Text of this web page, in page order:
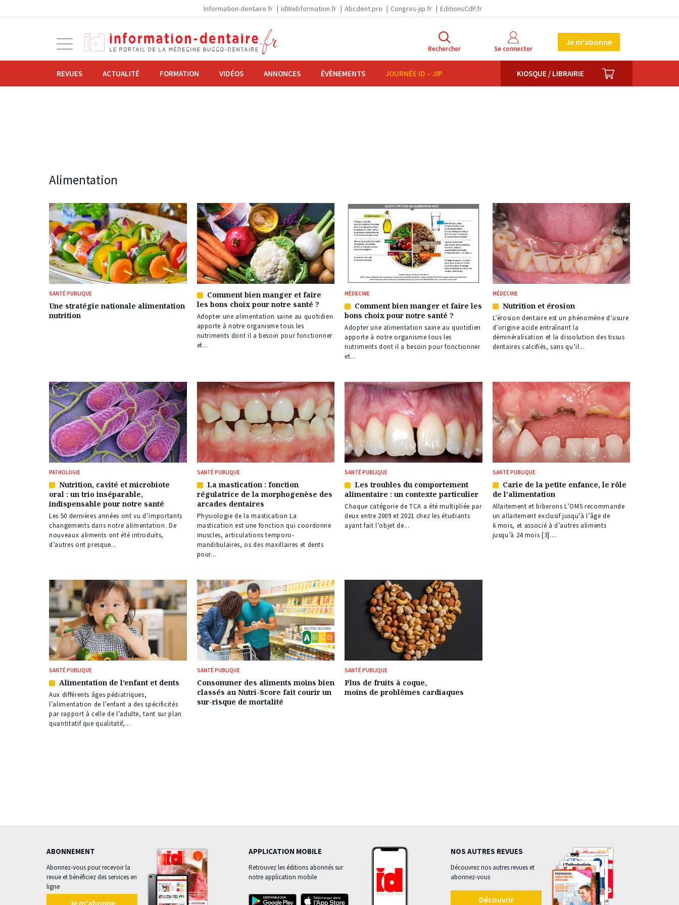
Information-dentaire.fr IdWebformation.fr Abcdent.pro Congres-jip.fr EditionsCdP.fr
navigation
Rechercher Se connecter
Je m'abonne
REVUES ACTUALITÉ FORMATION VIDÉOS ANNONCES ÉVÈNEMENTS JOURNÉE ID – JIP KIOSQUE / LIBRAIRIE PANIER
Alimentation
SANTÉ PUBLIQUE
Une stratégie nationale alimentation
nutrition
Article
réservé
à
nos
abonnés
Comment bien manger et faire
les bons choix pour notre santé ?
Adopter une alimentation saine au quotidien
apporte à notre organisme tous les
nutriments dont il a besoin pour fonctionner
et...
MÉDECINE
Article
réservé
à
nos
abonnés
Comment bien manger et faire les
bons choix pour notre santé ?
Adopter une alimentation saine au quotidien
apporte à notre organisme tous les
nutriments dont il a besoin pour fonctionner
et...
MÉDECINE
Article
réservé
à
nos
abonnés
Nutrition et érosion
L’érosion dentaire est un phénomène d’usure
d’origine acide entraînant la
déminéralisation et la dissolution des tissus
dentaires calcifiés, sans qu’il...
PATHOLOGIE
Article
réservé
à
nos
abonnés
Nutrition, cavité et microbiote
oral : un trio inséparable,
indispensable pour notre santé
Les 50 dernières années ont vu d’importants
changements dans notre alimentation. De
nouveaux aliments ont été introduits,
d’autres ont presque...
SANTÉ PUBLIQUE
Article
réservé
à
nos
abonnés
La mastication : fonction
régulatrice de la morphogenèse des
arcades dentaires
Physiologie de la mastication La
mastication est une fonction qui coordonne
muscles, articulations temporo-
mandibulaires, os des maxillaires et dents
pour...
SANTÉ PUBLIQUE
Article
réservé
à
nos
abonnés
Les troubles du comportement
alimentaire : un contexte particulier
Chaque catégorie de TCA a été multipliée par
deux entre 2009 et 2021 chez les étudiants
ayant fait l’objet de...
SANTÉ PUBLIQUE
Article
réservé
à
nos
abonnés
Carie de la petite enfance, le rôle
de l’alimentation
Allaitement et biberons L’OMS recommande
un allaitement exclusif jusqu’à l’âge de
6 mois, et associé à d’autres aliments
jusqu’à 24 mois [3]....
SANTÉ PUBLIQUE
Article
réservé
à
nos
abonnés
Alimentation de l’enfant et dents
Aux différents âges pédiatriques,
l’alimentation de l’enfant a des spécificités
par rapport à celle de l’adulte, tant sur plan
quantitatif que qualitatif,...
SANTÉ PUBLIQUE
Consommer des aliments moins bien
classés au Nutri-Score fait courir un
sur-risque de mortalité
SANTÉ PUBLIQUE
Plus de fruits à coque,
moins de problèmes cardiaques
ABONNEMENT
Abonnez-vous pour recevoir la
revue et bénéficiez des services en
ligne
APPLICATION MOBILE
Retrouvez les éditions abonnés sur
notre application mobile
NOS AUTRES REVUES
Découvrez nos autres revues et
abonnez-vous
Découvrir